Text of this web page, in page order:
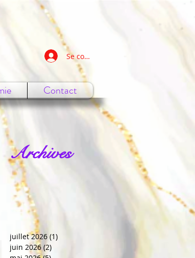
Se connecter
Contact
Archives
juillet 2026 (1)
juin 2026 (2)